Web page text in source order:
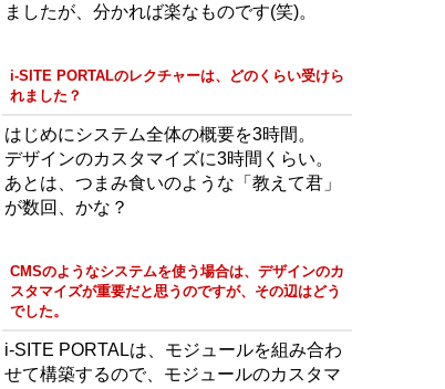
ましたが、分かれば楽なものです(笑)。
i-SITE PORTALのレクチャーは、どのくらい受けら
れました？
はじめにシステム全体の概要を3時間。
デザインのカスタマイズに3時間くらい。
あとは、つまみ食いのような「教えて君」
が数回、かな？
CMSのようなシステムを使う場合は、デザインのカ
スタマイズが重要だと思うのですが、その辺はどう
でした。
i-SITE PORTALは、モジュールを組み合わ
せて構築するので、モジュールのカスタマ